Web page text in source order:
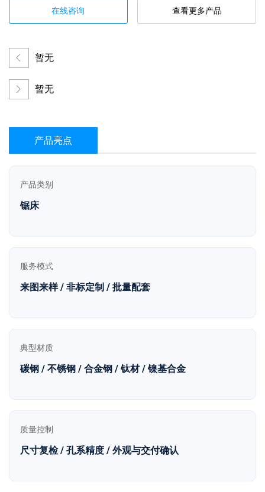
在线咨询 查看更多产品
暂无
暂无
产品亮点
产品类别
锯床
服务模式
来图来样 / 非标定制 / 批量配套
典型材质
碳钢 / 不锈钢 / 合金钢 / 钛材 / 镍基合金
质量控制
尺寸复检 / 孔系精度 / 外观与交付确认